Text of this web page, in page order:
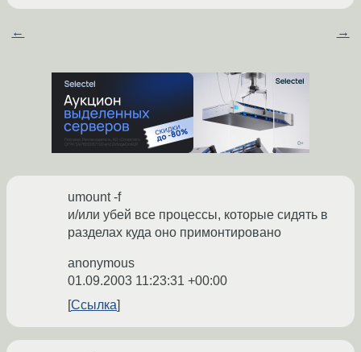
← →
umount -f
и/или убей все процессы, которые сидять в
разделах куда оно примонтировано
anonymous
01.09.2003 11:23:31 +00:00
Ссылка